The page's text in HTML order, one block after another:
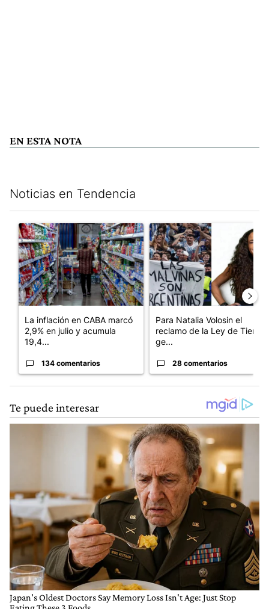
EN ESTA NOTA
Noticias en Tendencia
Un artículo de tendencia con el título "La inflación en CABA
La inflación en CABA marcó
2,9% en julio y acumula
19,4...
134 comentarios
Un artículo de tendencia con
Para Natalia Volosin el
reclamo de la Ley de Tierras
ge...
28 comentarios